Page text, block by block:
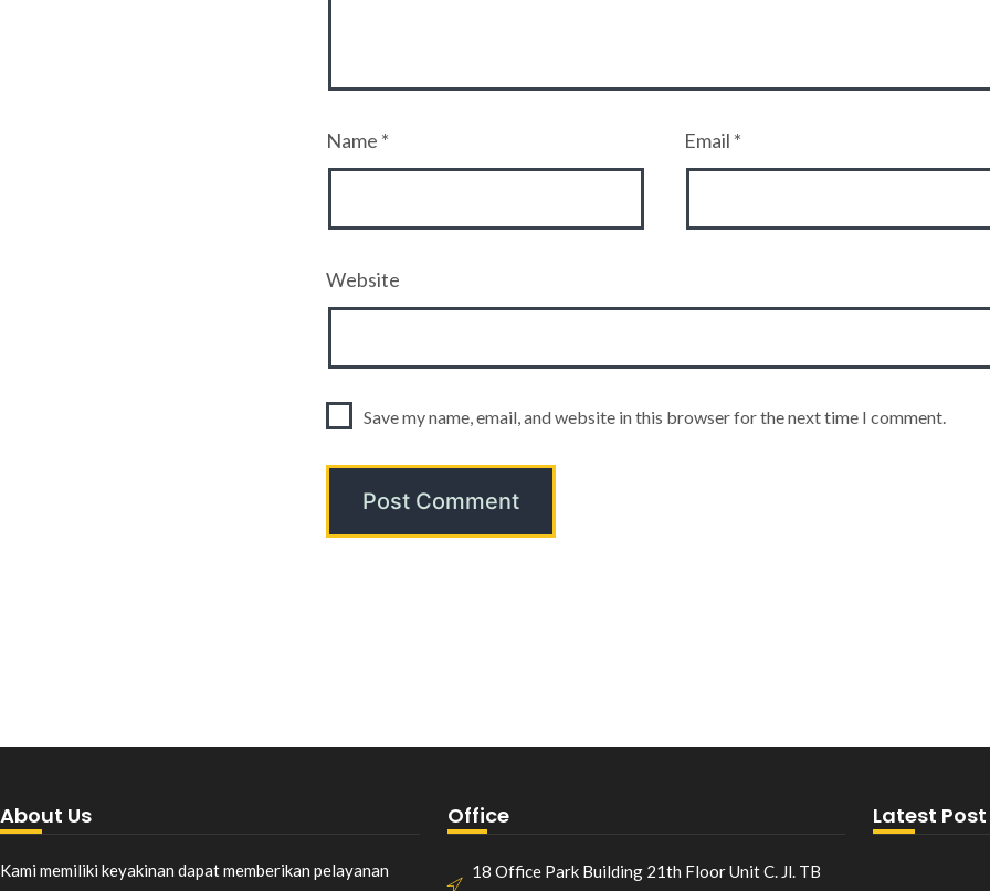
Name * Email *
Website
Save my name, email, and website in this browser for the next time I comment.
About Us
Kami memiliki keyakinan dapat memberikan pelayanan
Office
18 Office Park Building 21th Floor Unit C. Jl. TB
Latest Post